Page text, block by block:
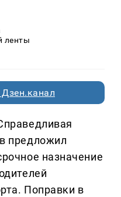
ленты
предложил
назначение
Поправки в